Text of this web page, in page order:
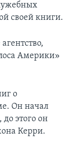
своей книги.
Америки»
о
Он начал
до этого он
Керри.